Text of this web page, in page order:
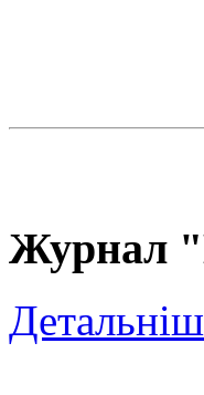
Журнал